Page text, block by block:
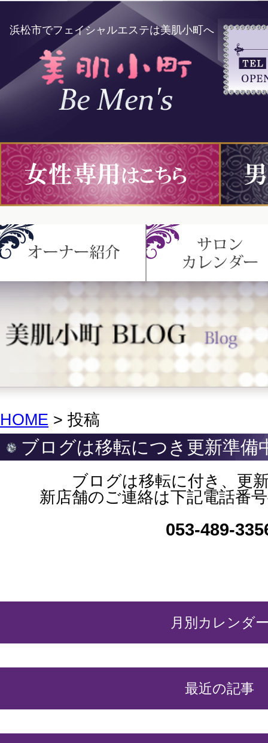
浜松市でフェイシャルエステは美肌小町へ
HOME > 投稿
ブログは移転につき更新準備
ブログは移転に付き、更
新店舗のご連絡は下記電話番
月別カレンダ
最近の記事